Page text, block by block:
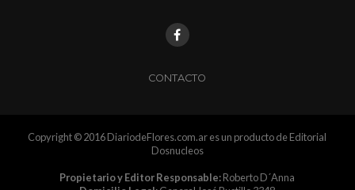
CONTACTO
Copyright © 2016 DiariodeFlores.com.ar es un producto de Editorial
Dosnucleos
Propietario y Editor Responsable:Roberto D´Anna